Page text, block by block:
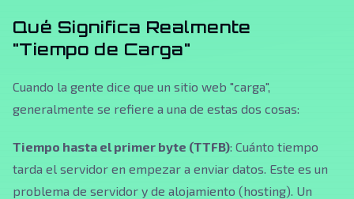
Qué Significa Realmente
"Tiempo de Carga"
Cuando la gente dice que un sitio web "carga",
generalmente se refiere a una de estas dos cosas:
Tiempo hasta el primer byte (TTFB): Cuánto tiempo
tarda el servidor en empezar a enviar datos. Este es un
problema de servidor y de alojamiento (hosting). Un